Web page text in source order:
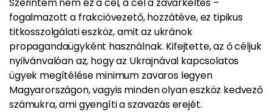
fogalmazott a frakcióvezető, hozzátéve, ez tipikus
titkosszolgálati eszköz, amit az ukránok
propagandaügyként használnak. Kifejtette, az ő céljuk
nyilvánvalóan az, hogy az Ukrajnával kapcsolatos
ügyek megítélése minimum zavaros legyen
Magyarországon, vagyis minden olyan eszköz kedvező
számukra, ami gyengíti a szavazás erejét.